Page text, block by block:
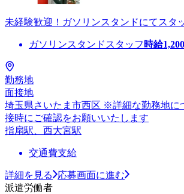
未経験歓迎！ガソリンスタンドにてスタ
ガソリンスタンドスタッフ 時給1,200
勤務地
面接地
埼玉県さいたま市西区 ※詳細な勤務地に
接時にご確認をお願いいたします
指扇駅、西大宮駅
交通費支給
詳細を見る
応募画面に進む
派遣労働者